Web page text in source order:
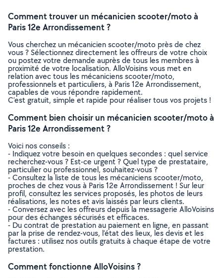
Comment trouver un mécanicien scooter/moto à
Paris 12e Arrondissement ?
Vous cherchez un mécanicien scooter/moto près de chez
vous ? Sélectionnez directement les offreurs de votre choix
ou postez votre demande auprès de tous les membres à
proximité de votre localisation. AlloVoisins vous met en
relation avec tous les mécaniciens scooter/moto,
professionnels et particuliers, à Paris 12e Arrondissement,
capables de vous répondre rapidement.
C’est gratuit, simple et rapide pour réaliser tous vos projets !
Comment bien choisir un mécanicien scooter/moto à
Paris 12e Arrondissement ?
Voici nos conseils :
- Indiquez votre besoin en quelques secondes : quel service
recherchez-vous ? Est-ce urgent ? Quel type de prestataire,
particulier ou professionnel, souhaitez-vous ?
- Consultez la liste de tous les mécaniciens scooter/moto,
proches de chez vous à Paris 12e Arrondissement ! Sur leur
profil, consultez les services proposés, les photos de leurs
réalisations, les notes et avis laissés par leurs clients.
- Conversez avec les offreurs depuis la messagerie AlloVoisins
pour des échanges sécurisés et efficaces.
- Du contrat de prestation au paiement en ligne, en passant
par la prise de rendez-vous, l’état des lieux, les devis et les
factures : utilisez nos outils gratuits à chaque étape de votre
prestation.
Comment fonctionne AlloVoisins ?